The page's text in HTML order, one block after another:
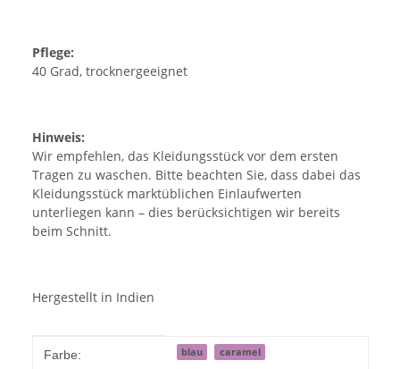
Pflege:
40 Grad, trocknergeeignet
Hinweis:
Wir empfehlen, das Kleidungsstück vor dem ersten
Tragen zu waschen. Bitte beachten Sie, dass dabei das
Kleidungsstück marktüblichen Einlaufwerten
unterliegen kann – dies berücksichtigen wir bereits
beim Schnitt.
Hergestellt in Indien
Produkteigenschaft
Wert
Farbe: blau caramel